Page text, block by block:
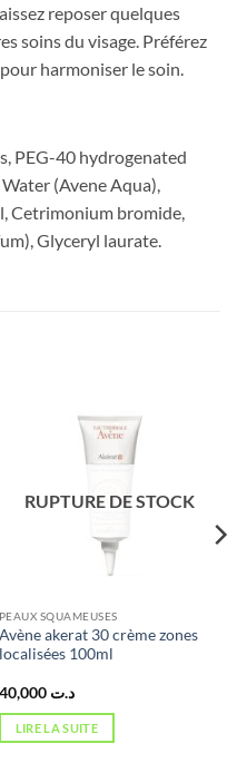
reposer quelques
soins du visage. Préférez
harmoniser le soin.
PEG-40 hydrogenated
(Avene Aqua),
Cetrimonium bromide,
Glyceryl laurate.
RUPTURE DE STOCK
PEAUX SQUAMEUSES
Avène akerat 30 crème zones
localisées 100ml
د.ت 40,000
LIRE LA SUITE